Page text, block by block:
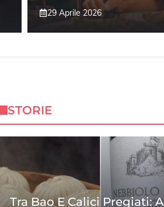
29 Aprile 2026
STORIE
Tra Bao E Calici Pregiati: A